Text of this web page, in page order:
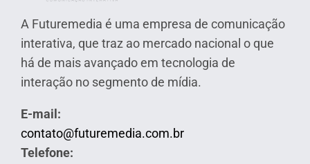
A Futuremedia é uma empresa de comunicação
interativa, que traz ao mercado nacional o que
há de mais avançado em tecnologia de
interação no segmento de mídia.
E-mail:
contato@futuremedia.com.br
Telefone: